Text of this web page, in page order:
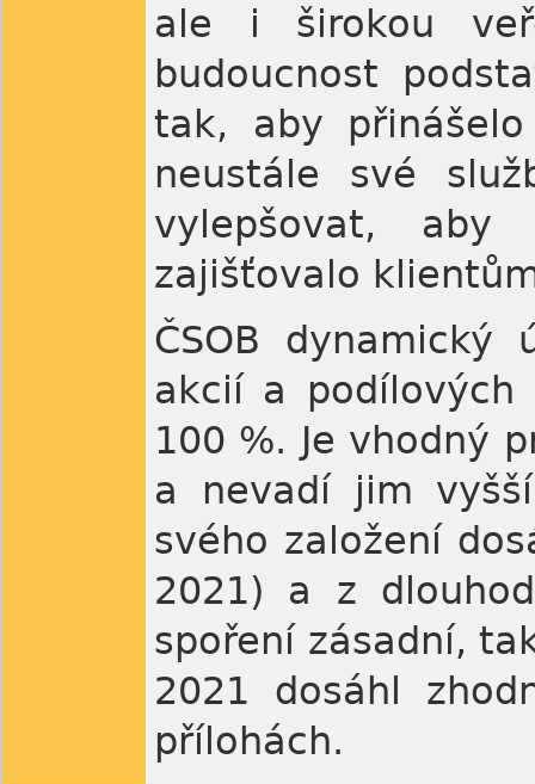
ale i širokou
budoucnost
tak, aby
neustále své
vylepšovat,
zajišťovalo
ČSOB dynamický
akcií a
100 %. Je vhodný
a nevadí jim
svého založení
2021) a z
spoření zásadní,
2021 dosáhl
přílohách.